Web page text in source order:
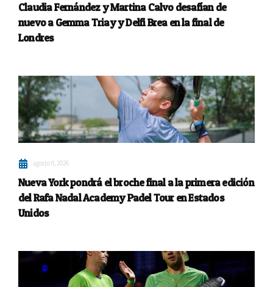
Claudia Fernández y Martina Calvo desafían de
nuevo a Gemma Triay y Delfi Brea en la final de
Londres
agosto 8, 2026
Nueva York pondrá el broche final a la primera edición
del Rafa Nadal Academy Padel Tour en Estados
Unidos